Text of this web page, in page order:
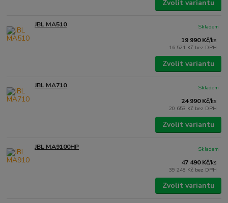
Zvolit variantu
JBL MA510
19 990 Kč/ks
16 521 Kč bez DPH
Skladem
Zvolit variantu
JBL MA710
24 990 Kč/ks
20 653 Kč bez DPH
Skladem
Zvolit variantu
JBL MA9100HP
47 490 Kč/ks
39 248 Kč bez DPH
Skladem
Zvolit variantu